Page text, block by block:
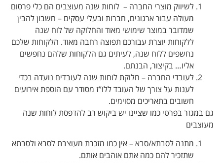
לשיווק מוצרי החברה – לוחות שנה מעוצבים הם כלי פרסום
מעולה עבור ארגונים, חברות ובעלי עסקים – חשבון להבין
שמדובר במוצר שימושי מאוד והחלוקה של לוח שנה
ללקוחות יוצרת עבורכם תפוצה רחבה מאוד. הלקוחות שלכם
נחשפים ללוח שנה, לעיתים גם הלקוחות שלהם נחפשים
אליו… בקיצור, הבנתם.
לעובדי החברה – חלוקת לוחות שנה לעובדים נועדה בכדי
לענות על צורך של העובד ללו”ז מסודר עם הוספת אירועים
חשובים בתאריכים מסוימים.
גם במגזר בפרטי כמו שציינו יש ביקוש רב להדפסת לוחות שנה
מעוצבים
מתנה לסבתא/סבא – אין כמו מזכרת מעוצבת לסבא ולסבתא
שתזכיר להם כמה אתם אוהבים אותם.